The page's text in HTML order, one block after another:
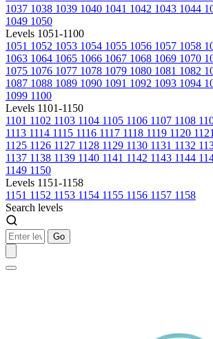
1037 1038 1039 1040 1041 1042 1043 1044
1049 1050
Levels 1051-1100
1051 1052 1053 1054 1055 1056 1057 1058
1063 1064 1065 1066 1067 1068 1069 1070
1075 1076 1077 1078 1079 1080 1081 1082
1087 1088 1089 1090 1091 1092 1093 1094
1099 1100
Levels 1101-1150
1101 1102 1103 1104 1105 1106 1107 1108
1113 1114 1115 1116 1117 1118 1119 1120 1121
1125 1126 1127 1128 1129 1130 1131 1132
1137 1138 1139 1140 1141 1142 1143 1144
1149 1150
Levels 1151-1158
1151 1152 1153 1154 1155 1156 1157 1158
Search levels
Go